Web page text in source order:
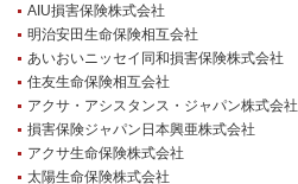
AIU損害保険株式会社
明治安田生命保険相互会社
あいおいニッセイ同和損害保険株式会社
住友生命保険相互会社
アクサ・アシスタンス・ジャパン株式会社
損害保険ジャパン日本興亜株式会社
アクサ生命保険株式会社
太陽生命保険株式会社